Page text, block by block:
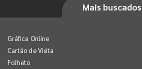
Mais buscados
Gráfica Online
Cartão de Visita
Folheto